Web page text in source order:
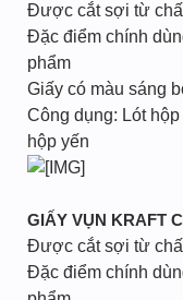
Được cắt sợi từ
Đặc điểm chính
phẩm
Giấy có màu sáng
Công dụng: Lót
hộp yến
GIẤY VỤN KRAFT
Được cắt sợi từ
Đặc điểm chính